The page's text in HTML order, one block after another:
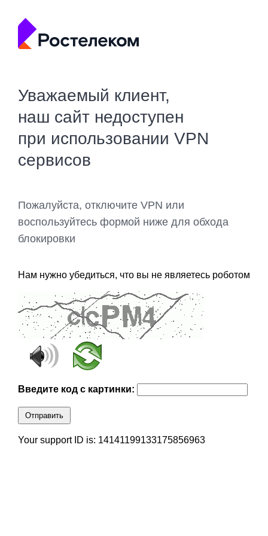
Уважаемый клиент,
наш сайт недоступен
при использовании VPN
сервисов
Пожалуйста, отключите VPN или
воспользуйтесь формой ниже для обхода
блокировки
Нам нужно убедиться, что вы не являетесь роботом
Введите код с картинки:
Отправить
Your support ID is: 14141199133175856963